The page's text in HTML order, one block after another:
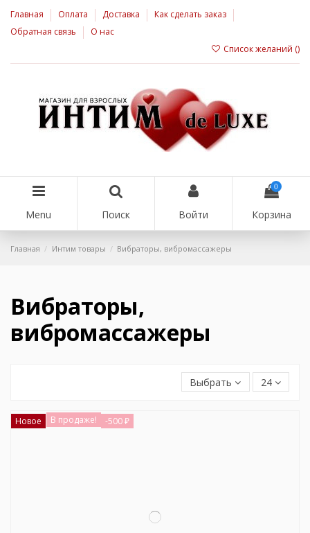
Главная Оплата Доставка
Как сделать заказ
Обратная связь
О нас
Список желаний ()
Menu Поиск Войти
0
Корзина
Главная Интим товары Вибраторы, вибромассажеры
Вибраторы,
вибромассажеры
Выбрать 24
В продаже! -500 ₽
Новое